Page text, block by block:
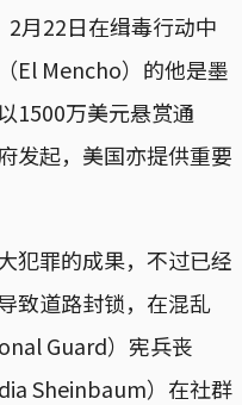
月22日在缉毒行动中
El Mencho）的他是墨
1500万美元悬赏通
发起，美国亦提供重要
犯罪的成果，不过已经
致道路封锁，在混乱
Guard）宪兵丧
Sheinbaum）在社群